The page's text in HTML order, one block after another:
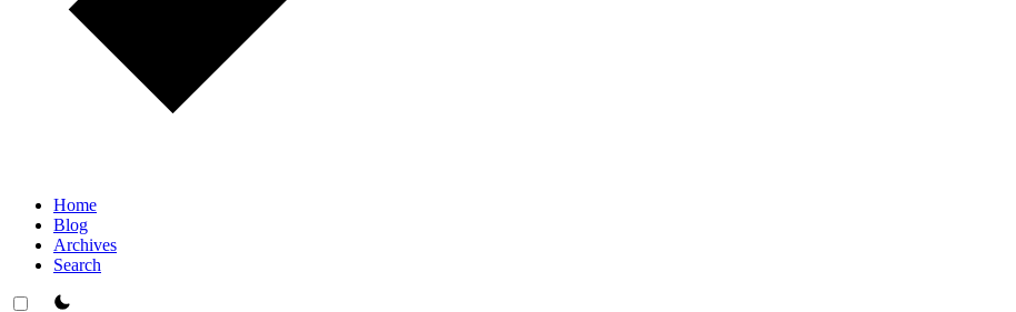
Home
Blog
Archives
Search
theme switcher